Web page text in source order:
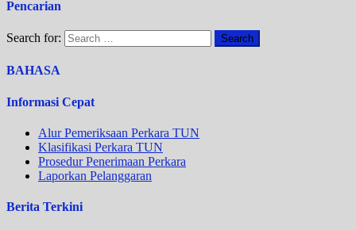
Pencarian
Search for:
BAHASA
Informasi Cepat
Alur Pemeriksaan Perkara TUN
Klasifikasi Perkara TUN
Prosedur Penerimaan Perkara
Laporkan Pelanggaran
Berita Terkini